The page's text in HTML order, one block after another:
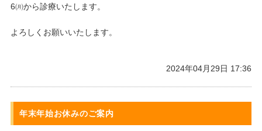
6㈪から診療いたします。
よろしくお願いいたします。
2024年04月29日 17:36
年末年始お休みのご案内